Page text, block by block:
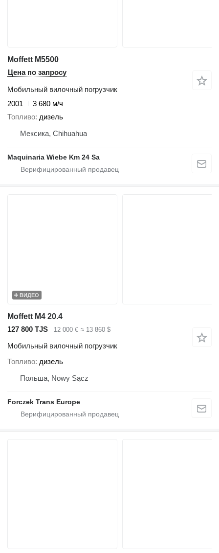
Moffett M5500
Цена по запросу
Мобильный вилочный погрузчик
2001
3 680 м/ч
Топливо дизель
Мексика, Chihuahua
Maquinaria Wiebe Km 24 Sa
ВИДЕО
Moffett M4 20.4
127 800 TJS
12 000 € ≈ 13 860 $
Мобильный вилочный погрузчик
Топливо дизель
Польша, Nowy Sącz
Forczek Trans Europe